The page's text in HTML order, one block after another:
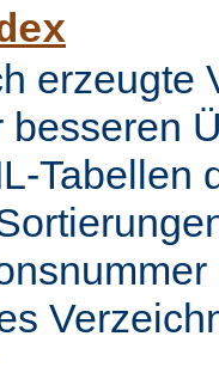
erzeugte
besseren
Tabellen